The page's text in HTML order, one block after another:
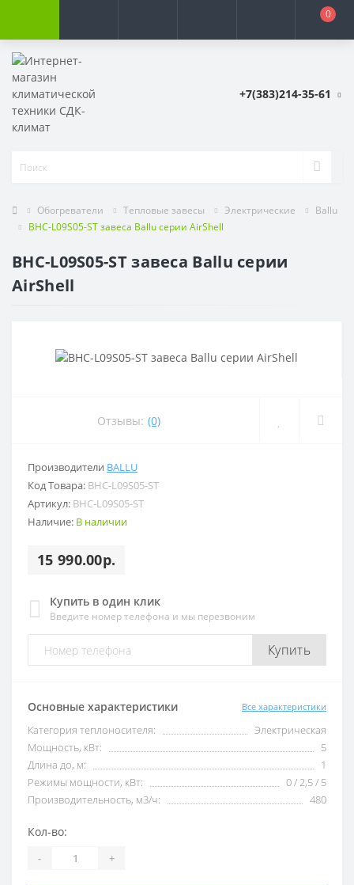
0
+7(383)214-35-61
Обогреватели Тепловые завесы Электрические
Ballu
BHC-L09S05-ST завеса Ballu серии AirShell
BHC-L09S05-ST завеса Ballu серии
AirShell
Отзывы: (0)
Производители BALLU
Код Товара: BHC-L09S05-ST
Артикул: BHC-L09S05-ST
Наличие: В наличии
15 990.00р.
Купить в один клик
Введите номер телефона и мы перезвоним
Купить
Основные характеристики Все характеристики
Категория теплоносителя:
Электрическая
Мощность, кВт:
5
Длина до, м:
1
Режимы мощности, кВт:
0 / 2,5 / 5
Производительность, м3/ч:
480
Кол-во:
- +